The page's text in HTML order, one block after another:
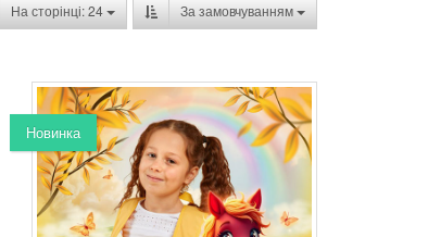
На сторінці: 24 За замовчуванням
Новинка